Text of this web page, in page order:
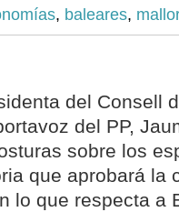
, baleares,
del Consell
del PP,
sobre los
que aprobará la
lo que respecta a